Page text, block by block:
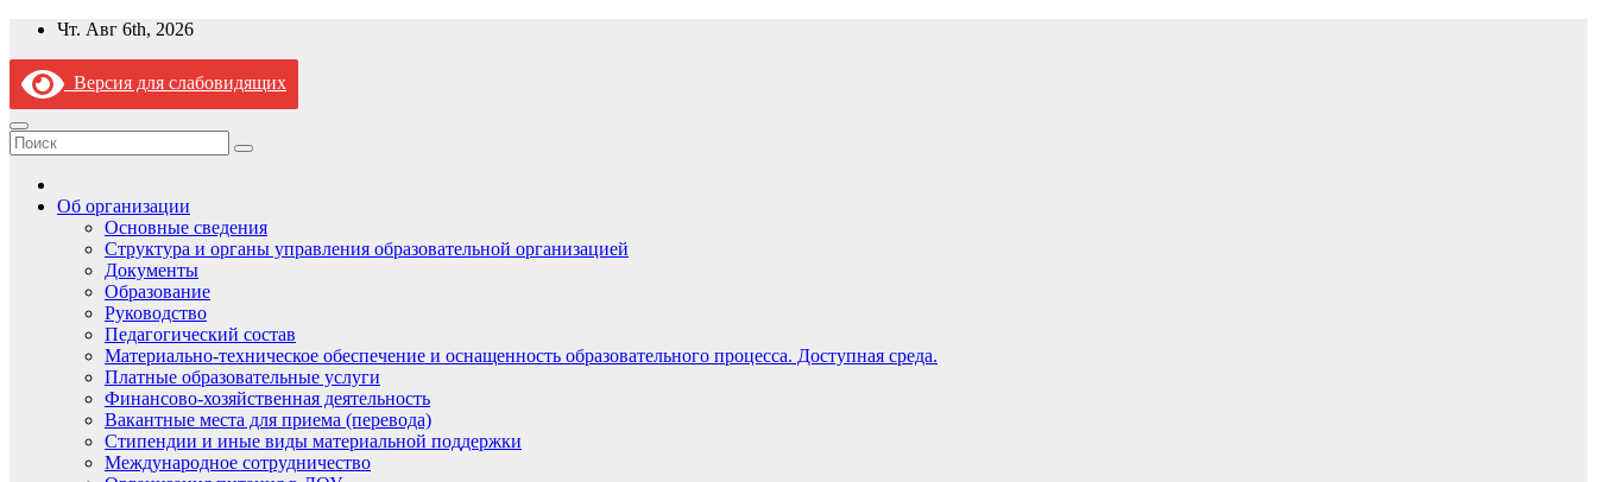
Перейти
содержимому
Чт. Авг 6th, 2026
Версия для слабовидящих
Об организации
Основные сведения
Структура и органы управления образовательной организацией
Документы
Образование
Руководство
Педагогический состав
Материально-техническое обеспечение и оснащенность образовательного процесса. Доступная среда.
Платные образовательные услуги
Финансово-хозяйственная деятельность
Вакантные места для приема (перевода)
Стипендии и иные виды материальной поддержки
Международное сотрудничество